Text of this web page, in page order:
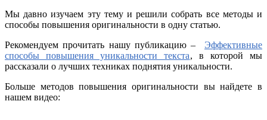
Мы давно изучаем эту тему и решили собрать все методы и
способы повышения оригинальности в одну статью.
Рекомендуем прочитать нашу публикацию – Эффективные
способы повышения уникальности текста, в которой мы
рассказали о лучших техниках поднятия уникальности.
Больше методов повышения оригинальности вы найдете в
нашем видео: